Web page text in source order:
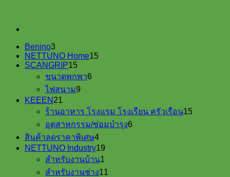
Benino33
products
NETTUNO Home1515
SCANGRIP1515
products
ขนาดพกพา6
ไฟสนาม9
KEEEN 21
products
ร้านอาหาร โรงแรม โรงเรียน ครัวเรือน15
อุตสาหกรรม/ซ่อมบำรุง6
สินค้าลดราคาพิเศษ4
products
NETTUNO Industry19
สำหรับงานบ้าน1
สำหรับงานช่าง11